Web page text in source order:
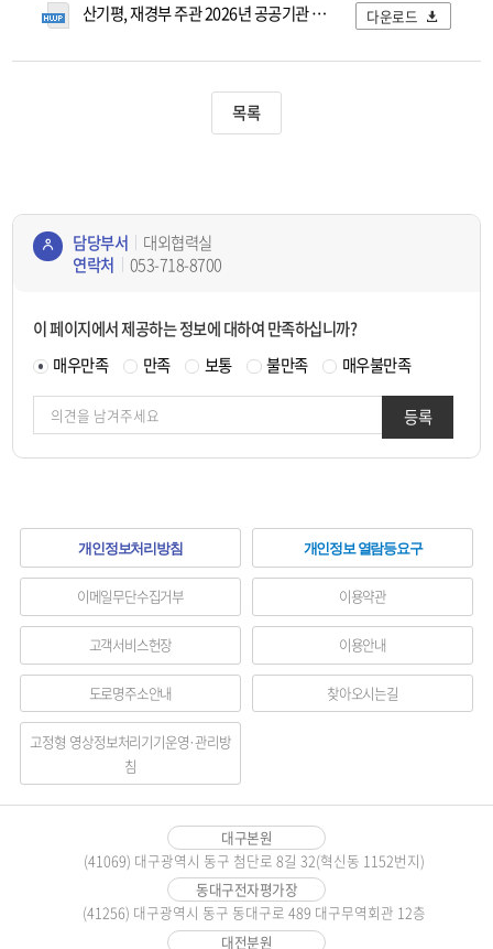
산기평, 재경부 주관 2026년 공공기관 통합공시 2년 연속 무벌점 달성.hwp 다운로드
목록
정보
책임
담당부서
대외협력실
연락처
053-718-8700
이 페이지에서 제공하는 정보에 대하여 만족하십니까?
매우만족
만족 보통 불만족 매우불만족
등록
하
단
메
뉴
개인정보처리방침 개인정보 열람등요구
이메일무단수집거부 이용약관
고객서비스헌장 이용안내
도로명주소안내 찾아오시는길
고정형 영상정보처리기기운영·관리방
침
대구본원
(41069) 대구광역시 동구 첨단로 8길 32(혁신동 1152번지)
동대구전자평가장
(41256) 대구광역시 동구 동대구로 489 대구무역회관 12층
대전분원